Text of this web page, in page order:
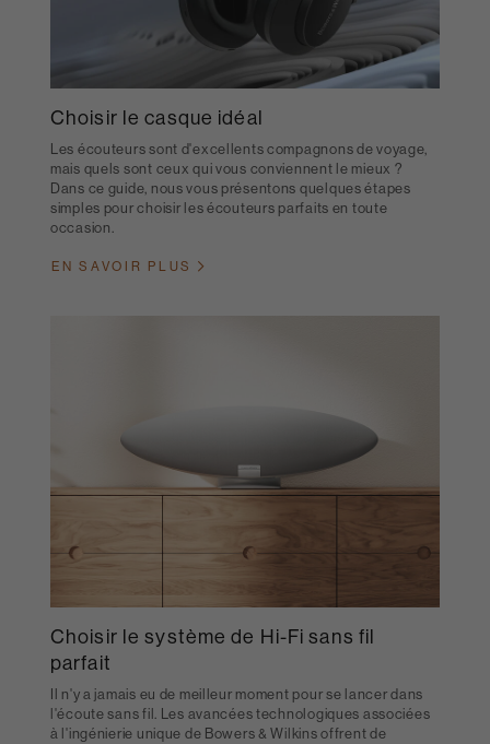
Choisir le casque idéal
Les écouteurs sont d'excellents compagnons de voyage,
mais quels sont ceux qui vous conviennent le mieux ?
Dans ce guide, nous vous présentons quelques étapes
simples pour choisir les écouteurs parfaits en toute
occasion.
EN SAVOIR PLUS
Choisir le système de Hi-Fi sans fil
parfait
Il n'y a jamais eu de meilleur moment pour se lancer dans
l'écoute sans fil. Les avancées technologiques associées
à l'ingénierie unique de Bowers & Wilkins offrent de